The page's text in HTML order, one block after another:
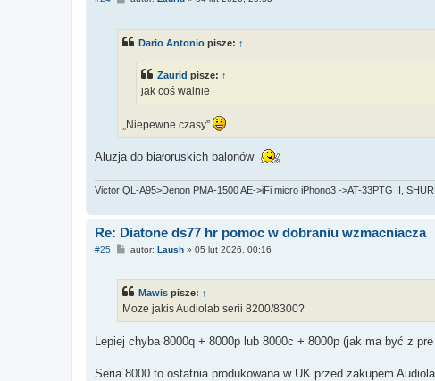
t
Dario Antonio pisze: ↑
Zaurid pisze: ↑
jak coś walnie
„Niepewne czasy”
Aluzja do białoruskich balonów
Victor QL-A95>Denon PMA-1500 AE->iFi micro iPhono3 ->AT-33PTG II,
Re: Diatone ds77 hr pomoc w dobraniu wzmacniacza
#25
P
t
autor: Laush» 05 lut 2026, 00:16
Mawis pisze: ↑
Moze jakis Audiolab serii 8200/8300?
Lepiej chyba 8000q + 8000p lub 8000c + 8000p (jak ma być z
Seria 8000 to ostatnia produkowana w UK przed zakupem